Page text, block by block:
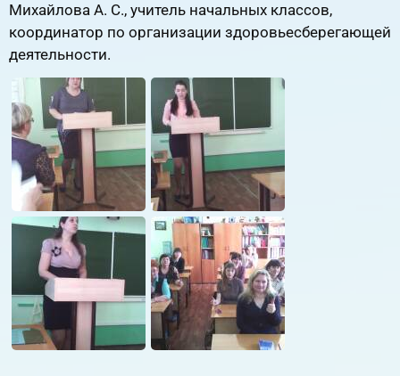
Михайлова А. С., учитель начальных классов,
координатор по организации здоровьесберегающей
деятельности.